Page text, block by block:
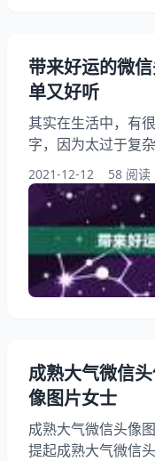
带来好运的微
单又好听
其实在生活中，有
字，因为太过于复
觉，这样就会影响
网名也可以帮助我
们在取微信网名的
一起来了解下关于
及微信网名简单又
信头像图片2022 1
城
2021-12-12 58 阅读
成熟大气微信
像图片女士
成熟大气微信头像
提起成熟大气微信